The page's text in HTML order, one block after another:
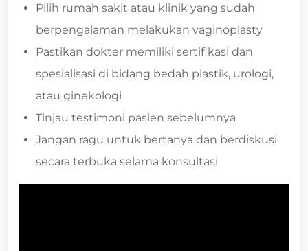
Pilih rumah sakit atau klinik yang sudah
berpengalaman melakukan vaginoplasty
Pastikan dokter memiliki sertifikasi dan
spesialisasi di bidang bedah plastik, urologi,
atau ginekologi
Tinjau testimoni pasien sebelumnya
Jangan ragu untuk bertanya dan berdiskusi
secara terbuka selama konsultasi